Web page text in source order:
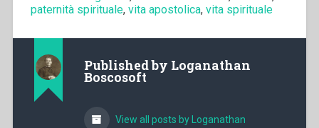
paternità spirituale, vita apostolica, vita spirituale
Published by Loganathan
Boscosoft
View all posts by Loganathan